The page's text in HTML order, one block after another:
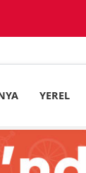
YEREL